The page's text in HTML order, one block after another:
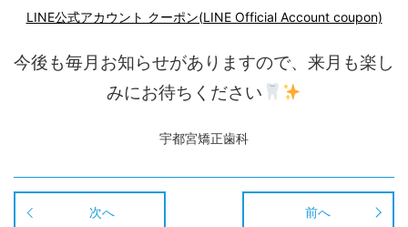
LINE公式アカウント クーポン(LINE Official Account coupon)
今後も毎月お知らせがありますので、 来月も楽し
みにお待ちください
宇都宮矯正歯科
次へ 前へ